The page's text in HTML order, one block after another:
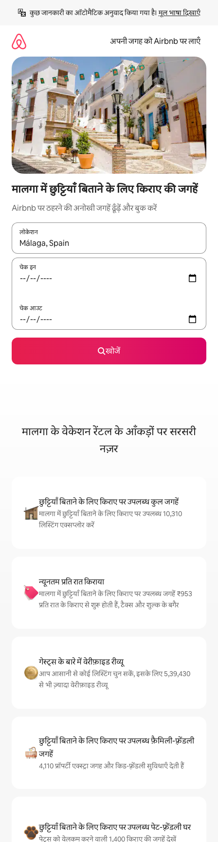
छोड़कर
कॉन्टेंट
कुछ जानकारी का ऑटोमैटिक अनुवाद किया गया है। मूल भाषा दिखाएँ
अपनी जगह को Airbnb पर लाएँ
मालगा में छुट्टियाँ बिताने के लिए किराए की जगहें
Airbnb पर ठहरने की अनोखी जगहें ढूँढ़ें और बुक करें
लोकेशन
नतीजों के उपलब्ध होने पर, अप और डाउन 'ऐरो की' का इस्तेमाल करके नेविगेट
चेक इन
चेक आउट
खोजें
मालगा के वेकेशन रेंटल के आँकड़ों पर सरसरी
नज़र
छुट्टियाँ बिताने के लिए किराए पर उपलब्ध कुल जगहें
मालगा में छुट्टियाँ बिताने के लिए किराए पर उपलब्ध 10,310
लिस्टिंग एक्सप्लोर करें
न्यूनतम प्रति रात किराया
मालगा में छुट्टियाँ बिताने के लिए किराए पर उपलब्ध जगहें ₹953
प्रति रात के किराए से शुरू होती हैं, टैक्स और शुल्क के बगैर
गेस्ट्स के बारे में वेरीफ़ाइड रीव्यू
आप आसानी से कोई लिस्टिंग चुन सकें, इसके लिए 5,39,430
से भी ज़्यादा वेरीफ़ाइड रीव्यू
छुट्टियाँ बिताने के लिए किराए पर उपलब्ध फ़ैमिली-फ़्रेंडली
जगहें
4,110 प्रॉपर्टी एक्स्ट्रा जगह और किड-फ़्रेंडली सुविधाएँ देती हैं
छुट्टियाँ बिताने के लिए किराए पर उपलब्ध पेट-फ़्रेंडली घर
पेट्स को वेलकम करने वाली 1,400 किराए की जगहें देखें